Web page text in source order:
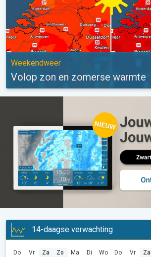
Weekendweer
Volop zon en zomerse warmte
14-daagse verwachting
Do Vr Za Zo Ma Di Wo Do Vr Za